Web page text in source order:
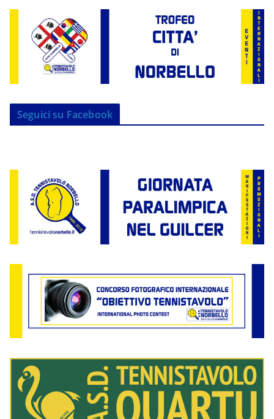
Seguici su Facebook